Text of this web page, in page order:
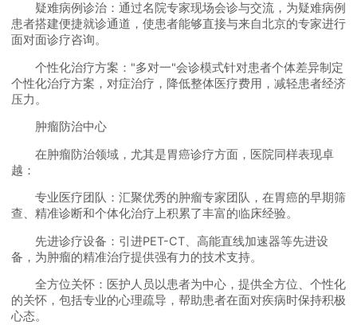
疑难病例诊治：通过名院专家现场会诊与交流，为疑难病例
患者搭建便捷就诊通道，使患者能够直接与来自北京的专家进行
面对面诊疗咨询。
个性化治疗方案："多对一"会诊模式针对患者个体差异制定
个性化治疗方案，对症治疗，降低整体医疗费用，减轻患者经济
压力。
肿瘤防治中心
在肿瘤防治领域，尤其是胃癌诊疗方面，医院同样表现卓
越：
专业医疗团队：汇聚优秀的肿瘤专家团队，在胃癌的早期筛
查、精准诊断和个体化治疗上积累了丰富的临床经验。
先进诊疗设备：引进PET-CT、高能直线加速器等先进设
备，为肿瘤的精准治疗提供强有力的技术支持。
全方位关怀：医护人员以患者为中心，提供全方位、个性化
的关怀，包括专业的心理疏导，帮助患者在面对疾病时保持积极
心态。